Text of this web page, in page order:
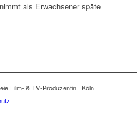
als Erwachsener späte
Film- & TV-Produzentin | Köln